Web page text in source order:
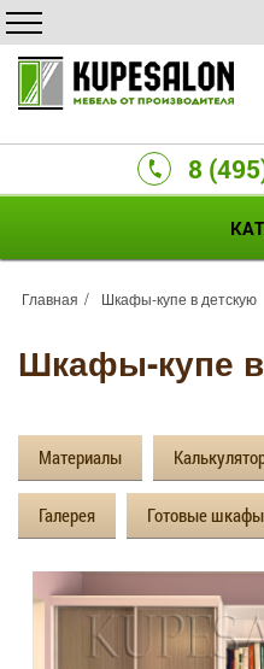
8
Главная Шкафы-купе в детскую
Шкафы-купе
Материалы
Галерея Готовые